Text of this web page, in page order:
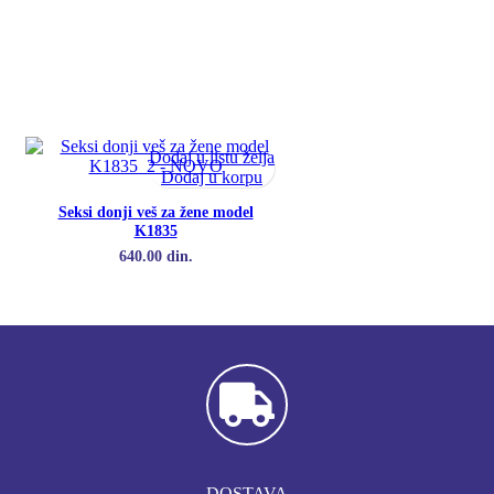
Seksi donji veš za žene model
K1835
640.00 din.
Dodaj u listu želja
Dodaj u korpu